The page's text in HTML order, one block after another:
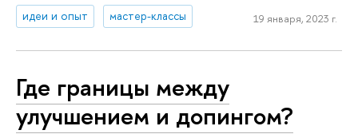
идеи и опыт мастер-классы 19 января, 2023 г.
Где границы между
улучшением и допингом?